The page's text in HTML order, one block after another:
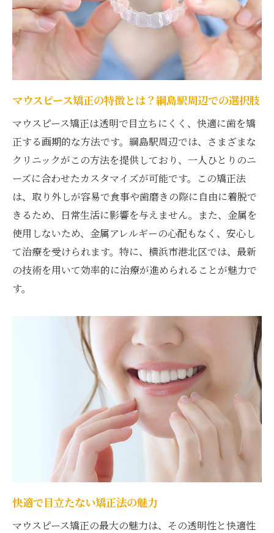
価値のポイント
綱島駅でのマウスピース矯正、始める前に
知るべきこと
費用対効果を検証！綱島駅での矯正体験談
まる？
目立たない矯正が人気の理由を綱島駅で探
る
綱島駅でのマウスピース矯正、長期的な効
果を比較
投資価値の高い綱島駅での矯正治療
マウスピース矯正は高い？綱島駅周辺の費用と
価値を徹底解説
綱島駅での矯正治療、費用と効果のバラン
での事例
費用対効果を最大化する綱島駅での選び方
綱島駅でのマウスピース矯正、費用を抑え
綱島駅周辺のクリニックを比較し、最適な
選択を
費用に見合う価値を求める綱島駅での矯正
綱島駅で叶える快適なマウスピース矯正の費用
対効果を探る
快適で効果的な綱島駅でのマウスピース矯
正
マウスピース矯正の特徴とは？綱島駅周辺での選択肢
マウスピース矯正は透明で目立ちにくく、快適に歯を矯
正する画期的な方法です。綱島駅周辺では、さまざまな
クリニックがこの方法を提供しており、一人ひとりのニ
ーズに合わせたカスタマイズが可能です。この矯正法
は、取り外しが容易で食事や歯磨きの際に自由に着脱で
きるため、日常生活に影響を与えません。また、金属を
使用しないため、金属アレルギーの心配もなく、安心し
て治療を受けられます。特に、横浜市港北区では、最新
の技術を用いて効率的に治療が進められることが魅力で
す。
快適で目立たない矯正法の魅力
マウスピース矯正の最大の魅力は、その透明性と快適性